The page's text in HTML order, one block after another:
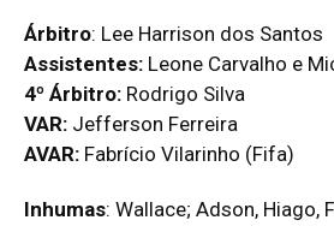
Árbitro: Lee Harrison dos Santos
Assistentes: Leone Carvalho e
4º Árbitro: Rodrigo Silva
VAR: Jefferson Ferreira
AVAR: Fabrício Vilarinho (Fifa)
Inhumas: Wallace; Adson, Hiago,